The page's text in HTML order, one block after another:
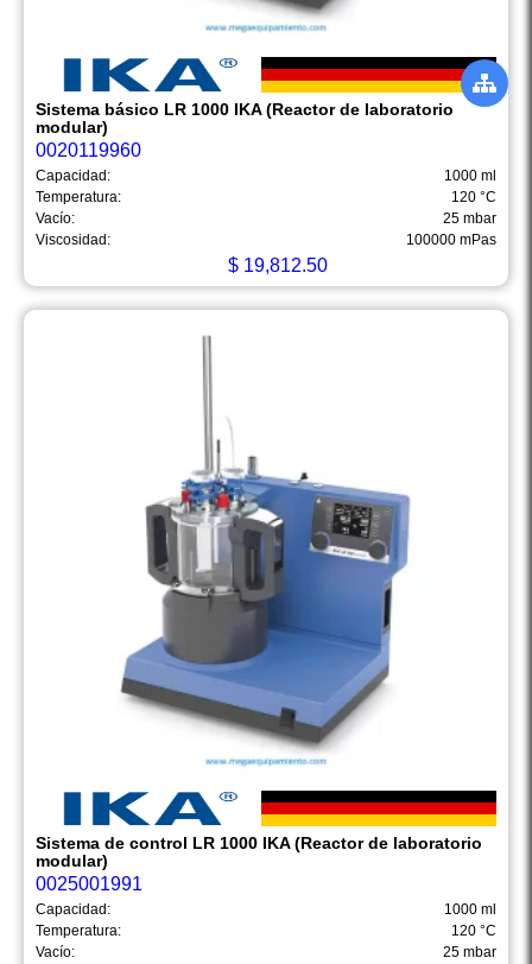
Sistema básico LR 1000 IKA (Reactor de laboratorio
modular)
0020119960
Capacidad:
1000 ml
Temperatura:
120 °C
Vacío:
25 mbar
Viscosidad:
100000 mPas
$ 19,812.50
Sistema de control LR 1000 IKA (Reactor de laboratorio
modular)
0025001991
Capacidad:
1000 ml
Temperatura:
120 °C
Vacío:
25 mbar